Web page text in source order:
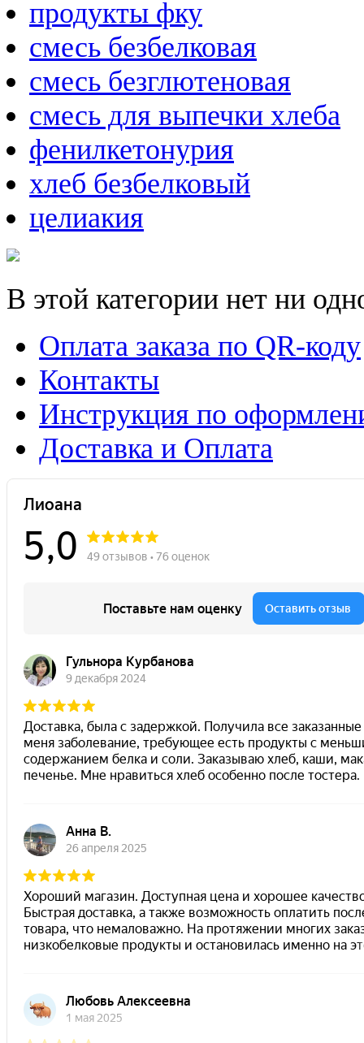
продукты фку
смесь безбелковая
смесь безглютеновая
смесь для выпечки хлеба
фенилкетонурия
хлеб безбелковый
целиакия
В этой категории нет ни
Оплата заказа по QR-коду
Контакты
Инструкция по
Доставка и Оплата